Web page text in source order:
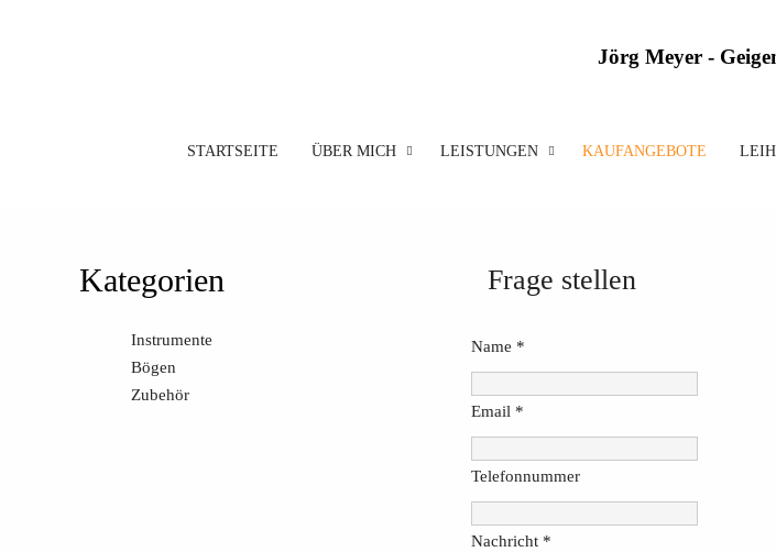
Jörg Meyer -
STARTSEITE ÜBER MICH LEISTUNGEN KAUFANGEBOTE
Frage stellen
Name *
Email*
Telefonnummer
Nachricht*
Kategorien
Instrumente
Bögen
Zubehör